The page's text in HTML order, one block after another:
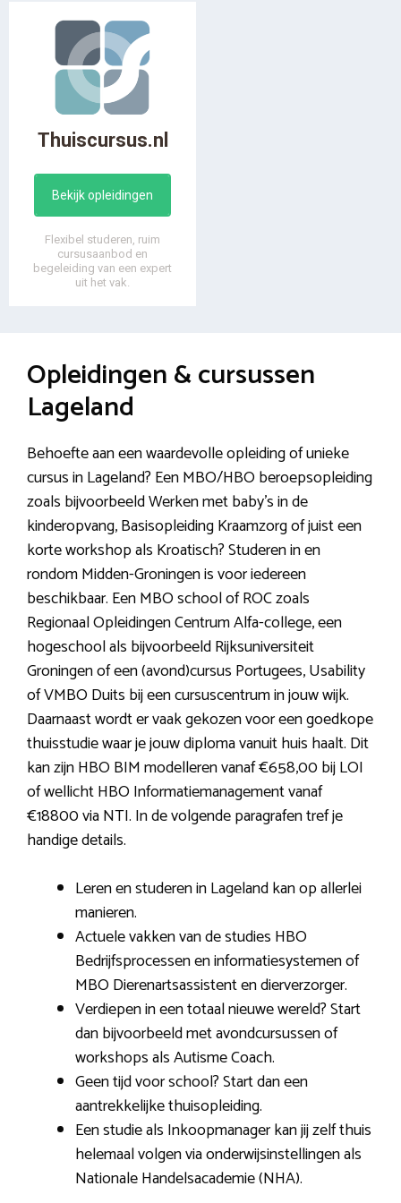
Thuiscursus.nl
Bekijk opleidingen
Flexibel studeren, ruim
cursusaanbod en
begeleiding van een expert
uit het vak.
Opleidingen & cursussen
Lageland
Behoefte aan een waardevolle opleiding of unieke
cursus in Lageland? Een MBO/HBO beroepsopleiding
zoals bijvoorbeeld Werken met baby’s in de
kinderopvang, Basisopleiding Kraamzorg of juist een
korte workshop als Kroatisch? Studeren in en
rondom Midden-Groningen is voor iedereen
beschikbaar. Een MBO school of ROC zoals
Regionaal Opleidingen Centrum Alfa-college, een
hogeschool als bijvoorbeeld Rijksuniversiteit
Groningen of een (avond)cursus Portugees, Usability
of VMBO Duits bij een cursuscentrum in jouw wijk.
Daarnaast wordt er vaak gekozen voor een goedkope
thuisstudie waar je jouw diploma vanuit huis haalt. Dit
kan zijn HBO BIM modelleren vanaf €658,00 bij LOI
of wellicht HBO Informatiemanagement vanaf
€18800 via NTI. In de volgende paragrafen tref je
handige details.
Leren en studeren in Lageland kan op allerlei
manieren.
Actuele vakken van de studies HBO
Bedrijfsprocessen en informatiesystemen of
MBO Dierenartsassistent en dierverzorger.
Verdiepen in een totaal nieuwe wereld? Start
dan bijvoorbeeld met avondcursussen of
workshops als Autisme Coach.
Geen tijd voor school? Start dan een
aantrekkelijke thuisopleiding.
Een studie als Inkoopmanager kan jij zelf thuis
helemaal volgen via onderwijsinstellingen als
Nationale Handelsacademie (NHA).